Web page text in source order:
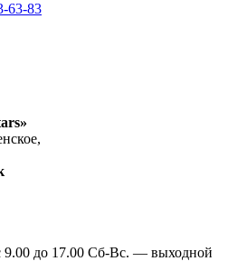
63-83
9.00 до 17.00 Сб-Вс. — выходной